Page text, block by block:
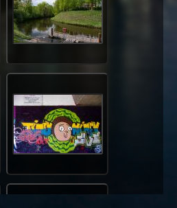
Vorpommern